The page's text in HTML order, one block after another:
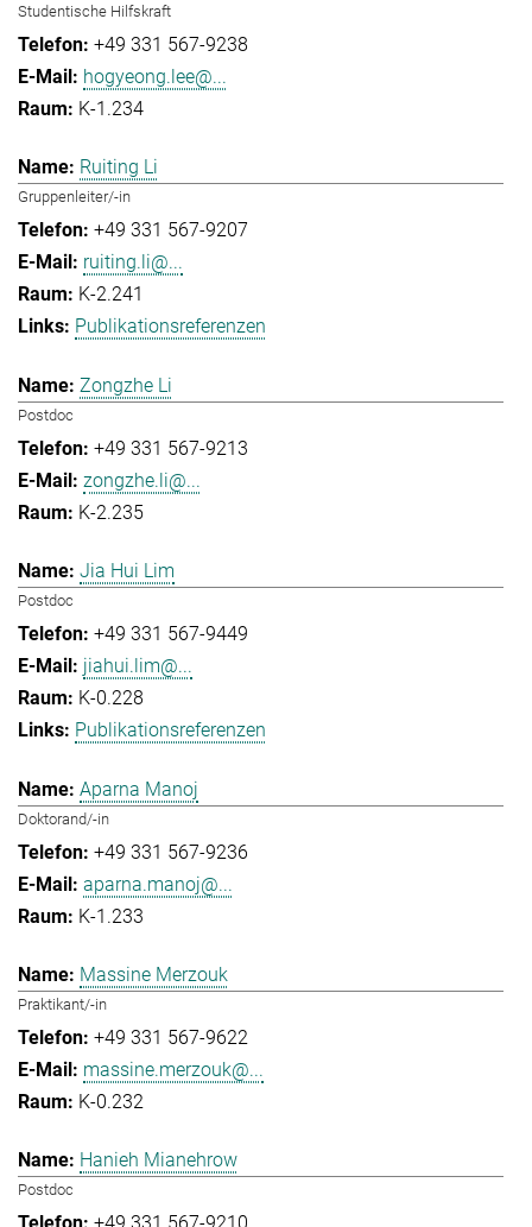
Studentische Hilfskraft
+49 331 567-9238
hogyeong.lee@...
K-1.234
Ruiting Li
Gruppenleiter/-in
+49 331 567-9207
ruiting.li@...
K-2.241
Publikationsreferenzen
Zongzhe Li
Postdoc
+49 331 567-9213
zongzhe.li@...
K-2.235
Jia Hui Lim
Postdoc
+49 331 567-9449
jiahui.lim@...
K-0.228
Publikationsreferenzen
Aparna Manoj
Doktorand/-in
+49 331 567-9236
aparna.manoj@...
K-1.233
Massine Merzouk
Praktikant/-in
+49 331 567-9622
massine.merzouk@...
K-0.232
Hanieh Mianehrow
Postdoc